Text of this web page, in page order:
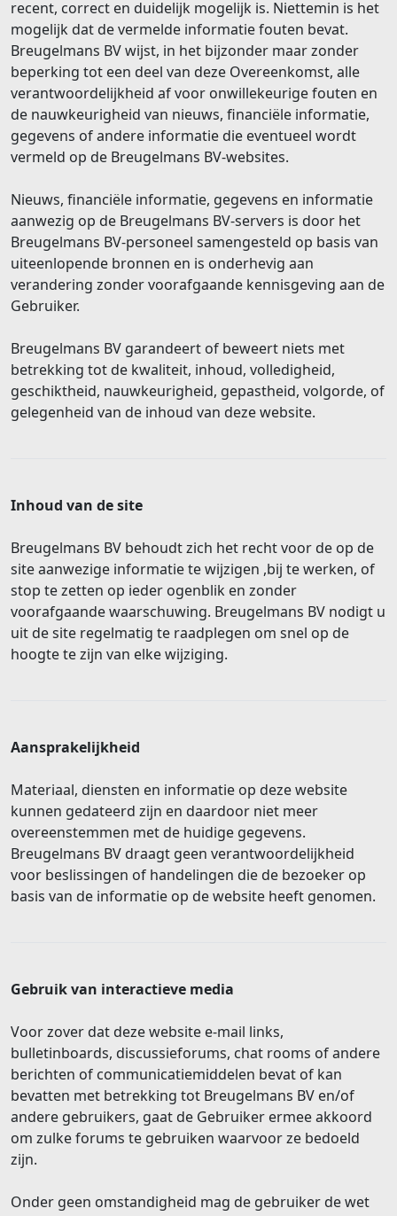
recent, correct en duidelijk mogelijk is. Niettemin is het
mogelijk dat de vermelde informatie fouten bevat.
Breugelmans BV wijst, in het bijzonder maar zonder
beperking tot een deel van deze Overeenkomst, alle
verantwoordelijkheid af voor onwillekeurige fouten en
de nauwkeurigheid van nieuws, financiële informatie,
gegevens of andere informatie die eventueel wordt
vermeld op de Breugelmans BV-websites.
Nieuws, financiële informatie, gegevens en informatie
aanwezig op de Breugelmans BV-servers is door het
Breugelmans BV-personeel samengesteld op basis van
uiteenlopende bronnen en is onderhevig aan
verandering zonder voorafgaande kennisgeving aan de
Gebruiker.
Breugelmans BV garandeert of beweert niets met
betrekking tot de kwaliteit, inhoud, volledigheid,
geschiktheid, nauwkeurigheid, gepastheid, volgorde, of
gelegenheid van de inhoud van deze website.
Inhoud van de site
Breugelmans BV behoudt zich het recht voor de op de
site aanwezige informatie te wijzigen ,bij te werken, of
stop te zetten op ieder ogenblik en zonder
voorafgaande waarschuwing. Breugelmans BV nodigt u
uit de site regelmatig te raadplegen om snel op de
hoogte te zijn van elke wijziging.
Aansprakelijkheid
Materiaal, diensten en informatie op deze website
kunnen gedateerd zijn en daardoor niet meer
overeenstemmen met de huidige gegevens.
Breugelmans BV draagt geen verantwoordelijkheid
voor beslissingen of handelingen die de bezoeker op
basis van de informatie op de website heeft genomen.
Gebruik van interactieve media
Voor zover dat deze website e-mail links,
bulletinboards, discussieforums, chat rooms of andere
berichten of communicatiemiddelen bevat of kan
bevatten met betrekking tot Breugelmans BV en/of
andere gebruikers, gaat de Gebruiker ermee akkoord
om zulke forums te gebruiken waarvoor ze bedoeld
zijn.
Onder geen omstandigheid mag de gebruiker de wet